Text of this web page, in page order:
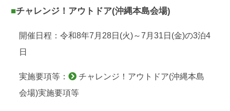
■チャレンジ！アウトドア(沖縄本島会場)
開催日程：令和8年7月28日(火)～7月31日(金)の3泊4
日
実施要項等：
チャレンジ！アウトドア(沖縄本島
会場)実施要項等